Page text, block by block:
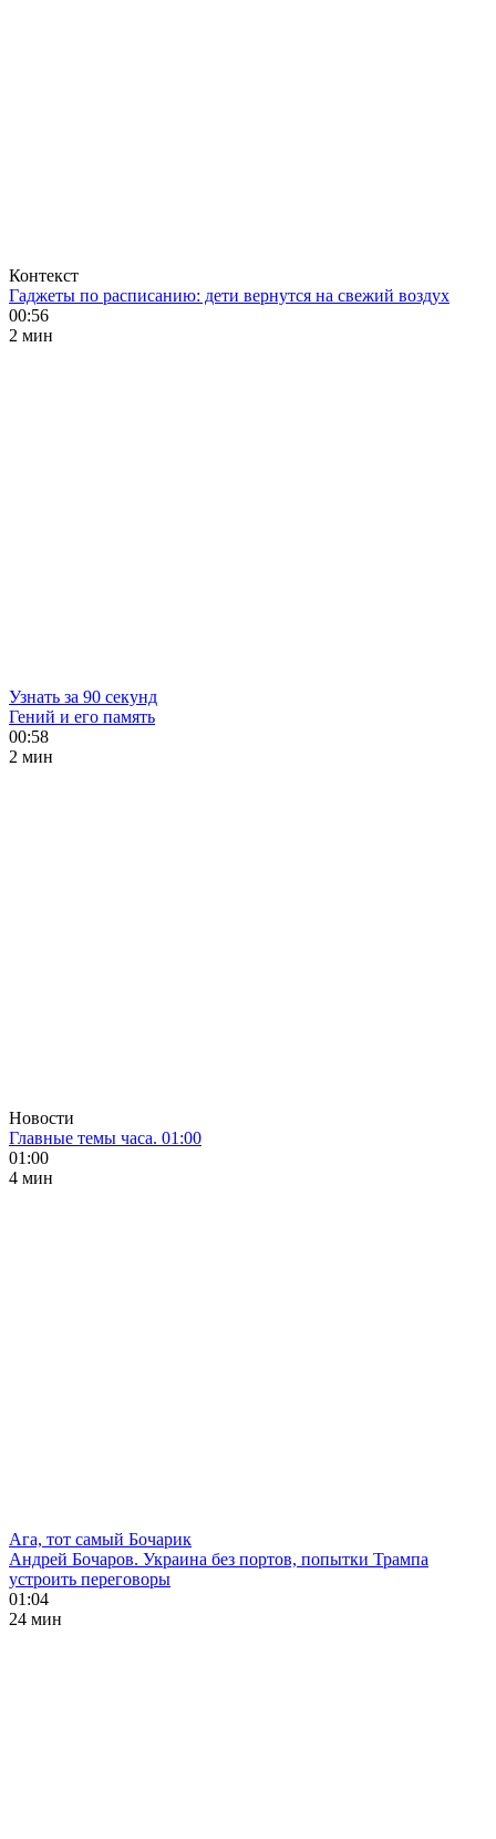
Контекст
Гаджеты по расписанию: дети вернутся на свежий воздух
00:56
2 мин
Узнать за 90 секунд
Гений и его память
00:58
2 мин
Новости
Главные темы часа. 01:00
01:00
4 мин
Ага, тот самый Бочарик
Андрей Бочаров. Украина без портов, попытки Трампа
устроить переговоры
01:04
24 мин